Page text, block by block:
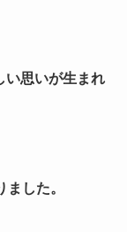
い思いが生まれ
した。